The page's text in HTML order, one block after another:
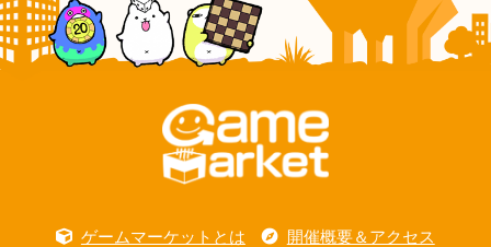
ゲームマーケットとは 開催概要＆アクセス